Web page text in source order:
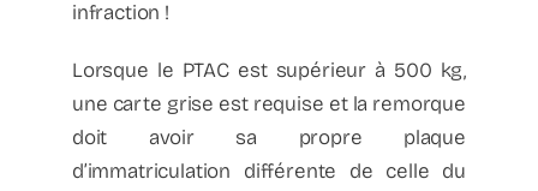
infraction !
Lorsque le PTAC est supérieur à 500 kg,
une carte grise est requise et la remorque
doit avoir sa propre plaque
d’immatriculation différente de celle du